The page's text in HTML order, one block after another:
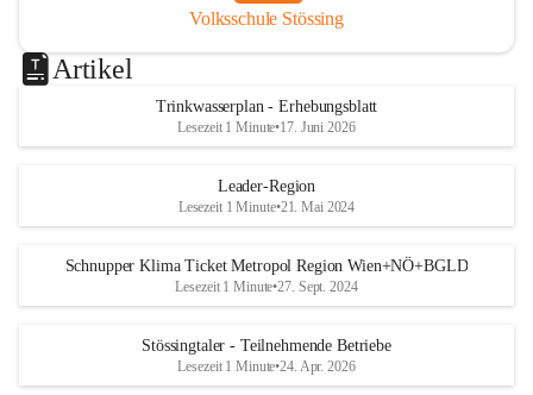
Volksschule Stössing
Artikel
Trinkwasserplan - Erhebungsblatt
Lesezeit 1 Minute•17. Juni 2026
Leader-Region
Lesezeit 1 Minute•21. Mai 2024
Schnupper Klima Ticket Metropol Region Wien+NÖ+BGLD
Lesezeit 1 Minute•27. Sept. 2024
Stössingtaler - Teilnehmende Betriebe
Lesezeit 1 Minute•24. Apr. 2026